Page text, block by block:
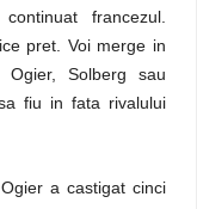
francezul.
pret. Voi merge in
Solberg sau
fiu in fata rivalului
a castigat cinci